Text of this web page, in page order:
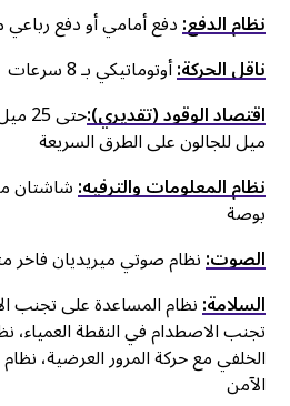
نظام الدفع:دفع أمامي أو دفع
ناقل الحركة:أوتوماتيكي بـ 8 سرعات
اقتصاد الوقود (تقديري):
ميل للجالون على الطرق السريعة
نظام المعلومات والترفيه:
بوصة
الصوت:نظام صوتي ميريديان فاخر متوفر (14
السلامة:نظام المساعدة على تجنب
تجنب الاصطدام في النقطة العمياء،
الخلفي مع حركة المرور العرضية،
الآمن